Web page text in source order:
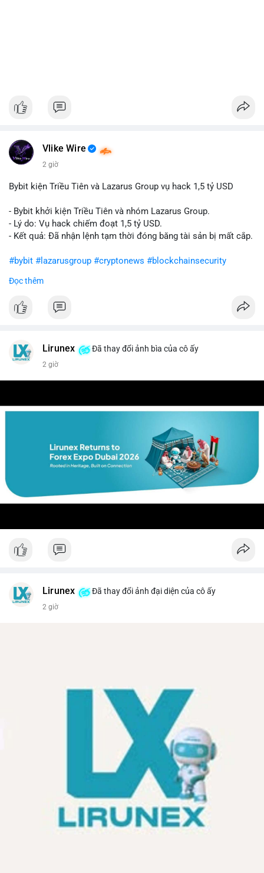
Vlike Wire
2 giờ
Bybit kiện Triều Tiên và Lazarus Group vụ hack 1,5 tỷ USD
- Bybit khởi kiện Triều Tiên và nhóm Lazarus Group.
- Lý do: Vụ hack chiếm đoạt 1,5 tỷ USD.
- Kết quả: Đã nhận lệnh tạm thời đóng băng tài sản bị mất cắp.
#bybit #lazarusgroup #cryptonews #blockchainsecurity
$btc $eth
#vlikevn #titanbot
Đọc thêm
Lirunex Đã thay đổi ảnh bìa của cô ấy
2 giờ
Lirunex Đã thay đổi ảnh đại diện của cô ấy
2 giờ